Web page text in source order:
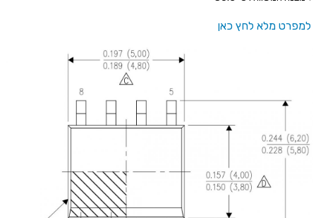
למפרט מלא לחץ כאן